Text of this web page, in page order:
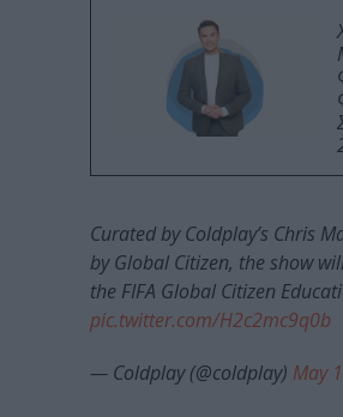
Curated by Coldplay’s Chris
by Global Citizen, the show
the FIFA Global Citizen
pic.twitter.com/H2c2mc9q0b
— Coldplay (@coldplay) May